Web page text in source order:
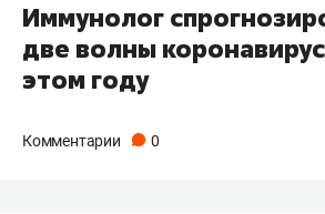
Иммунолог
две волны
этом году
Комментарии 0